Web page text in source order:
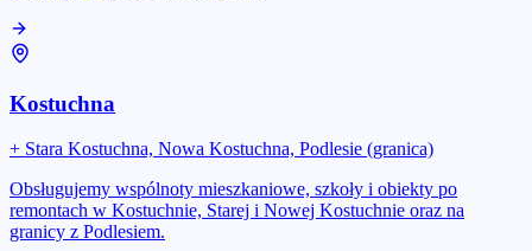
Kostuchna
+ Stara Kostuchna, Nowa Kostuchna, Podlesie (granica)
Obsługujemy wspólnoty mieszkaniowe, szkoły i obiekty po
remontach w Kostuchnie, Starej i Nowej Kostuchnie oraz na
granicy z Podlesiem.